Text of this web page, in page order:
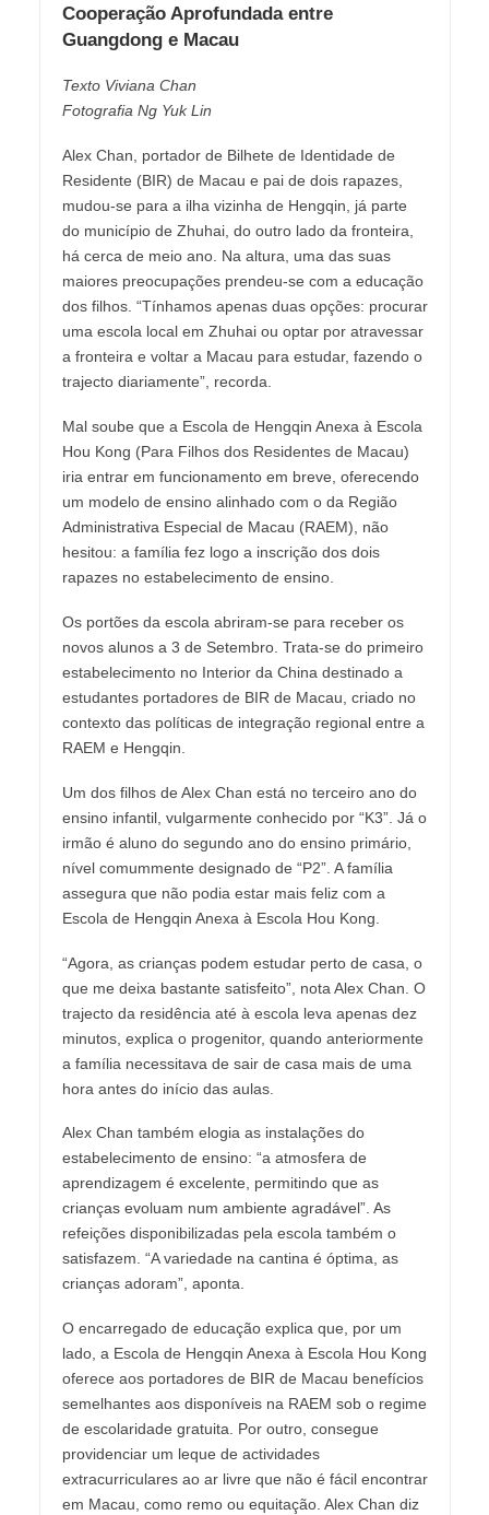
Cooperação Aprofundada entre
Guangdong e Macau
Texto Viviana Chan
Fotografia Ng Yuk Lin
Alex Chan, portador de Bilhete de Identidade de
Residente (BIR) de Macau e pai de dois rapazes,
mudou-se para a ilha vizinha de Hengqin, já parte
do município de Zhuhai, do outro lado da fronteira,
há cerca de meio ano. Na altura, uma das suas
maiores preocupações prendeu-se com a educação
dos filhos. “Tínhamos apenas duas opções: procurar
uma escola local em Zhuhai ou optar por atravessar
a fronteira e voltar a Macau para estudar, fazendo o
trajecto diariamente”, recorda.
Mal soube que a Escola de Hengqin Anexa à Escola
Hou Kong (Para Filhos dos Residentes de Macau)
iria entrar em funcionamento em breve, oferecendo
um modelo de ensino alinhado com o da Região
Administrativa Especial de Macau (RAEM), não
hesitou: a família fez logo a inscrição dos dois
rapazes no estabelecimento de ensino.
Os portões da escola abriram-se para receber os
novos alunos a 3 de Setembro. Trata-se do primeiro
estabelecimento no Interior da China destinado a
estudantes portadores de BIR de Macau, criado no
contexto das políticas de integração regional entre a
RAEM e Hengqin.
Um dos filhos de Alex Chan está no terceiro ano do
ensino infantil, vulgarmente conhecido por “K3”. Já o
irmão é aluno do segundo ano do ensino primário,
nível comummente designado de “P2”. A família
assegura que não podia estar mais feliz com a
Escola de Hengqin Anexa à Escola Hou Kong.
“Agora, as crianças podem estudar perto de casa, o
que me deixa bastante satisfeito”, nota Alex Chan. O
trajecto da residência até à escola leva apenas dez
minutos, explica o progenitor, quando anteriormente
a família necessitava de sair de casa mais de uma
hora antes do início das aulas.
Alex Chan também elogia as instalações do
estabelecimento de ensino: “a atmosfera de
aprendizagem é excelente, permitindo que as
crianças evoluam num ambiente agradável”. As
refeições disponibilizadas pela escola também o
satisfazem. “A variedade na cantina é óptima, as
crianças adoram”, aponta.
O encarregado de educação explica que, por um
lado, a Escola de Hengqin Anexa à Escola Hou Kong
oferece aos portadores de BIR de Macau benefícios
semelhantes aos disponíveis na RAEM sob o regime
de escolaridade gratuita. Por outro, consegue
providenciar um leque de actividades
extracurriculares ao ar livre que não é fácil encontrar
em Macau, como remo ou equitação. Alex Chan diz